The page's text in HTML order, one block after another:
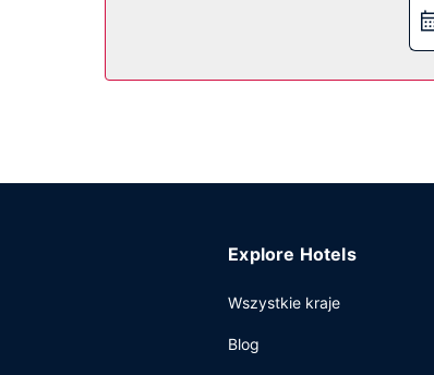
W obiekcie Ramada by Wyndham
od 6 do 10.
Explore Hotels
Wszystkie kraje
Blog